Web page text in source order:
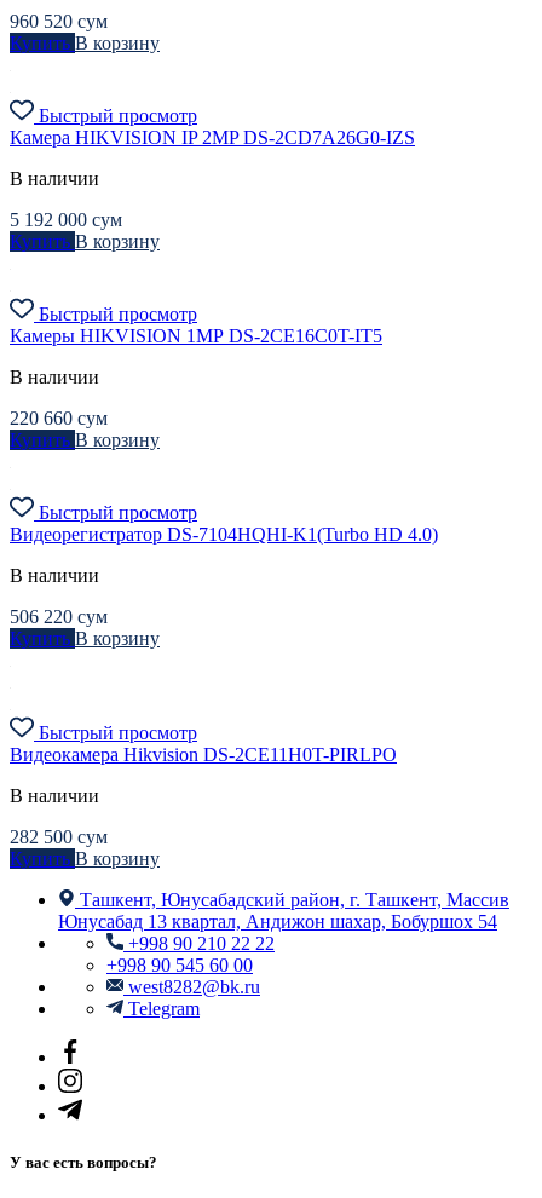
960 520 сум
Купить В корзину
Быстрый просмотр
Камера HIKVISION IP 2MP DS-2CD7A26G0-IZS
В наличии
5 192 000 сум
Купить В корзину
Быстрый просмотр
Камеры HIKVISION 1МР DS-2CE16C0T-IT5
В наличии
220 660 сум
Купить В корзину
Быстрый просмотр
Видеорегистратор DS-7104HQHI-K1(Turbo HD 4.0)
В наличии
506 220 сум
Купить В корзину
Быстрый просмотр
Видеокамера Hikvision DS-2CE11H0T-PIRLPО
В наличии
282 500 сум
Купить В корзину
Ташкент, Юнусабадский район, г. Ташкент, Массив
Юнусабад 13 квартал, Андижон шахар, Бобуршох 54
+998 90 210 22 22
+998 90 545 60 00
west8282@bk.ru
Telegram
У вас есть вопросы?